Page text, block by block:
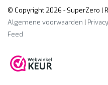
© Copyright 2026 - SuperZero |
Algemene voorwaarden |
Feed